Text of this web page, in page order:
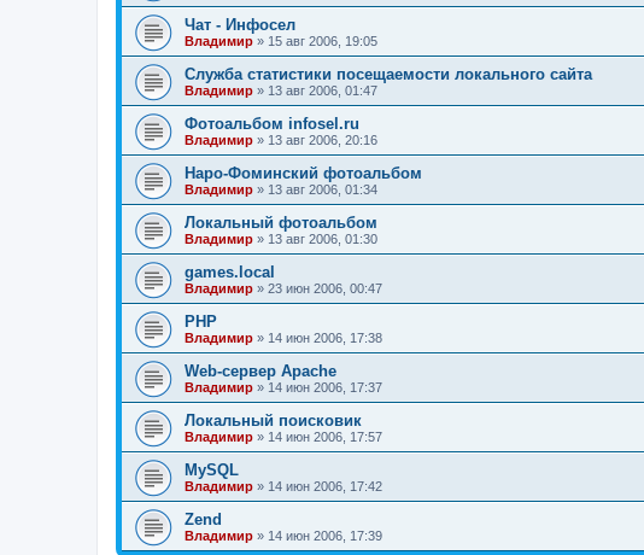
Чат - Инфосел
Владимир » 15 авг 2006, 19:05
Служба статистики посещаемости локального сайта
Владимир » 13 авг 2006, 01:47
Фотоальбом infosel.ru
Владимир » 13 авг 2006, 20:16
Наро-Фоминский фотоальбом
Владимир » 13 авг 2006, 01:34
Локальный фотоальбом
Владимир » 13 авг 2006, 01:30
games.local
Владимир » 23 июн 2006, 00:47
PHP
Владимир » 14 июн 2006, 17:38
Web-сервер Apache
Владимир » 14 июн 2006, 17:37
Локальный поисковик
Владимир » 14 июн 2006, 17:57
MySQL
Владимир » 14 июн 2006, 17:42
Zend
Владимир » 14 июн 2006, 17:39